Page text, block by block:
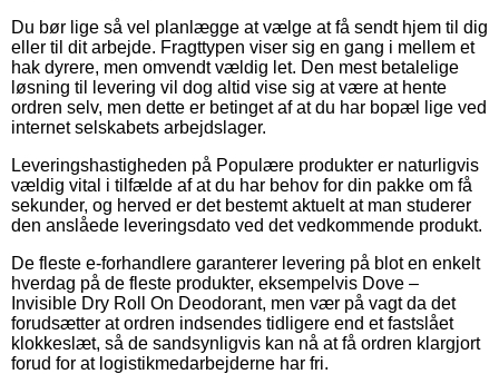
Du bør lige så vel planlægge at vælge at få sendt hjem til dig
eller til dit arbejde. Fragttypen viser sig en gang i mellem et
hak dyrere, men omvendt vældig let. Den mest betalelige
løsning til levering vil dog altid vise sig at være at hente
ordren selv, men dette er betinget af at du har bopæl lige ved
internet selskabets arbejdslager.
Leveringshastigheden på Populære produkter er naturligvis
vældig vital i tilfælde af at du har behov for din pakke om få
sekunder, og herved er det bestemt aktuelt at man studerer
den anslåede leveringsdato ved det vedkommende produkt.
De fleste e-forhandlere garanterer levering på blot en enkelt
hverdag på de fleste produkter, eksempelvis Dove –
Invisible Dry Roll On Deodorant, men vær på vagt da det
forudsætter at ordren indsendes tidligere end et fastslået
klokkeslæt, så de sandsynligvis kan nå at få ordren klargjort
forud for at logistikmedarbejderne har fri.